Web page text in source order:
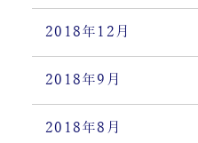
2018年12月
2018年9月
2018年8月